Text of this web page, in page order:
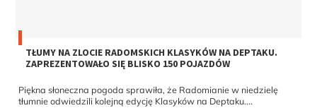
TŁUMY NA ZLOCIE RADOMSKICH KLASYKÓW NA DEPTAKU.
ZAPREZENTOWAŁO SIĘ BLISKO 150 POJAZDÓW
Piękna słoneczna pogoda sprawiła, że Radomianie w niedzielę
tłumnie odwiedzili kolejną edycję Klasyków na Deptaku....